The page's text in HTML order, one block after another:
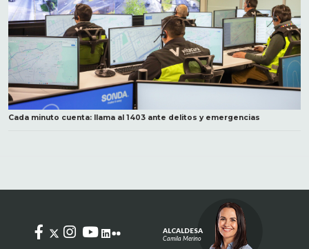
Cada minuto cuenta: llama al 1403 ante delitos y emergencias
ALCALDESA
Camila Merino